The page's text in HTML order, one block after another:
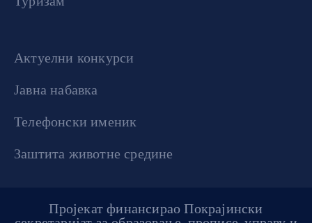
Актуелни конкурси
Јавна набавка
Телефонски именик
Заштита животне средине
Пројекат финансирао Покрајински